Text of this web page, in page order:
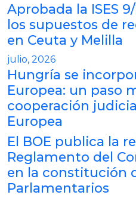
Aprobada la ISES
los supuestos de
en Ceuta y Melilla
julio, 2026
Hungría se
Europea: un paso
cooperación
Europea
El BOE publica la
Reglamento del
en la constitución
Parlamentarios